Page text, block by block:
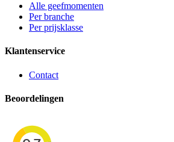
Alle geefmomenten
Per branche
Per prijsklasse
Klantenservice
Contact
Beoordelingen